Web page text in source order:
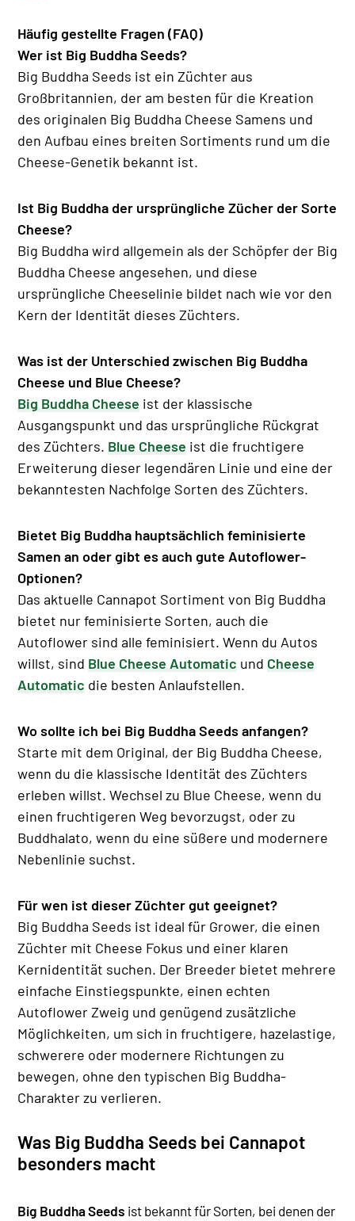
Häufig gestellte Fragen (FAQ)
Wer ist Big Buddha Seeds?
Big Buddha Seeds ist ein Züchter aus
Großbritannien, der am besten für die Kreation
des originalen Big Buddha Cheese Samens und
den Aufbau eines breiten Sortiments rund um die
Cheese-Genetik bekannt ist.
Ist Big Buddha der ursprüngliche Zücher der Sorte
Cheese?
Big Buddha wird allgemein als der Schöpfer der Big
Buddha Cheese angesehen, und diese
ursprüngliche Cheeselinie bildet nach wie vor den
Kern der Identität dieses Züchters.
Was ist der Unterschied zwischen Big Buddha
Cheese und Blue Cheese?
Big Buddha Cheese ist der klassische
Ausgangspunkt und das ursprüngliche Rückgrat
des Züchters. Blue Cheese ist die fruchtigere
Erweiterung dieser legendären Linie und eine der
bekanntesten Nachfolge Sorten des Züchters.
Bietet Big Buddha hauptsächlich feminisierte
Samen an oder gibt es auch gute Autoflower-
Optionen?
Das aktuelle Cannapot Sortiment von Big Buddha
bietet nur feminisierte Sorten, auch die
Autoflower sind alle feminisiert. Wenn du Autos
willst, sind Blue Cheese Automatic und Cheese
Automatic die besten Anlaufstellen.
Wo sollte ich bei Big Buddha Seeds anfangen?
Starte mit dem Original, der Big Buddha Cheese,
wenn du die klassische Identität des Züchters
erleben willst. Wechsel zu Blue Cheese, wenn du
einen fruchtigeren Weg bevorzugst, oder zu
Buddhalato, wenn du eine süßere und modernere
Nebenlinie suchst.
Für wen ist dieser Züchter gut geeignet?
Big Buddha Seeds ist ideal für Grower, die einen
Züchter mit Cheese Fokus und einer klaren
Kernidentität suchen. Der Breeder bietet mehrere
einfache Einstiegspunkte, einen echten
Autoflower Zweig und genügend zusätzliche
Möglichkeiten, um sich in fruchtigere, hazelastige,
schwerere oder modernere Richtungen zu
bewegen, ohne den typischen Big Buddha-
Charakter zu verlieren.
Was Big Buddha Seeds bei Cannapot
besonders macht
Big Buddha Seeds ist bekannt für Sorten, bei denen der